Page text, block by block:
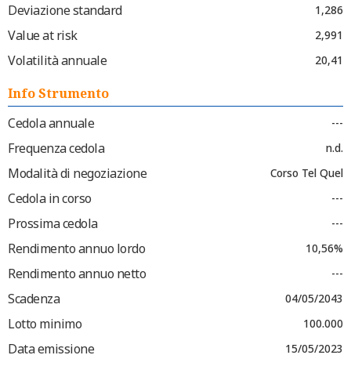
Deviazione standard
1,286
Value at risk 2,991
Volatilità annuale 20,41
Info Strumento
Cedola annuale
---
Frequenza cedola n.d.
Modalità di negoziazione Corso Tel Quel
Cedola in corso ---
Prossima cedola ---
Rendimento annuo lordo 10,56%
Rendimento annuo netto ---
Scadenza 04/05/2043
Lotto minimo 100.000
Data emissione 15/05/2023